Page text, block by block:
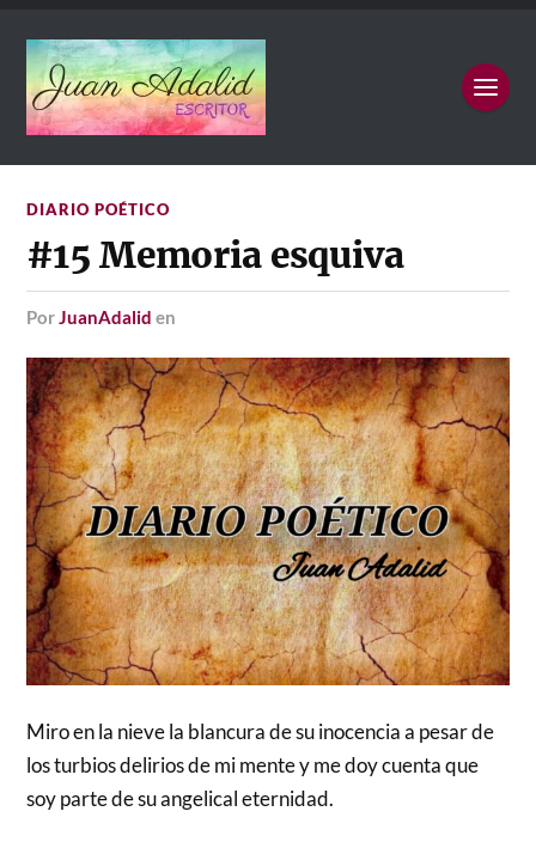
DIARIO POÉTICO
#15 Memoria esquiva
porJuanAdalid en
Miro en la nieve la blancura de su inocencia a pesar de
los turbios delirios de mi mente y me doy cuenta que
soy parte de su angelical eternidad.